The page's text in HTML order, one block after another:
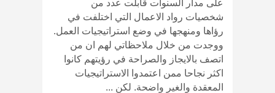
على مدار السنوات قابلت عدد من
شخصيات رواد الاعمال التي اختلفت في
رؤاها ومنهجها في وضع استراتيجيات العمل.
ووجدت من خلال ملاحظاتي لهم ان من
اتصف بالايجاز والصراحة في رؤيتهم كانوا
اكثر نجاحا ممن اعتمدوا الاستراتيجيات
المعقدة والغير واضحة. لكن ...